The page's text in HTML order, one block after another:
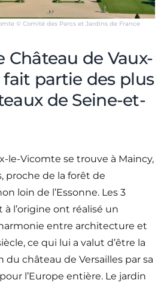
© Comité des Parcs et Jardins de France
Château de Vaux-
partie des plus
de Seine-et-
le-Vicomte se trouve à Maincy,
proche de la forêt de
loin de l’Essonne. Les 3
l’origine ont réalisé un
entre architecture et
ce qui lui a valut d’être la
du château de Versailles par sa
l’Europe entière. Le jardin